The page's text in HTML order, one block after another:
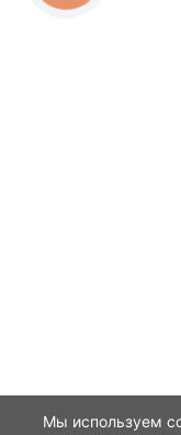
Мы используем